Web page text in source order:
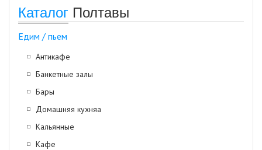
Каталог Полтавы
Едим / пьем
Антикафе
Банкетные залы
Бары
Домашняя кухняa
Кальянные
Кафе